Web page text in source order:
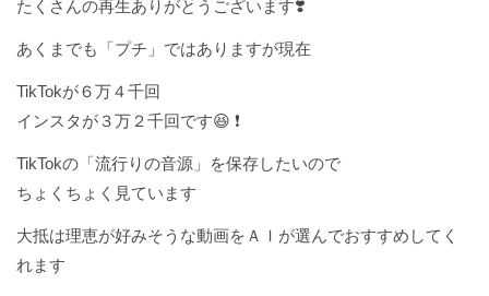
たくさんの再生ありがとうございます❣️
あくまでも「プチ」ではありますが現在
TikTokが６万４千回
インスタが３万２千回です😆 ❗️
TikTokの「流行りの音源」を保存したいので
ちょくちょく見ています
大抵は理恵が好みそうな動画をＡＩが選んでおすすめしてく
れます